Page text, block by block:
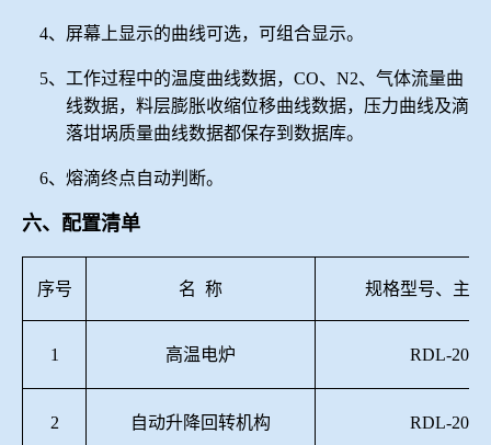
4、屏幕上显示的曲线可选，可组合显示。
5、工作过程中的温度曲线数据，CO、N2、气体流量曲
线数据，料层膨胀收缩位移曲线数据，压力曲线及滴
落坩埚质量曲线数据都保存到数据库。
6、熔滴终点自动判断。
六、配置清单
序号 名 称 规格型号、主
1 高温电炉 RDL-
2 自动升降回转机构 RDL-